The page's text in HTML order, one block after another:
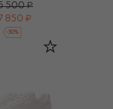
500 ₽
850 ₽
-30%